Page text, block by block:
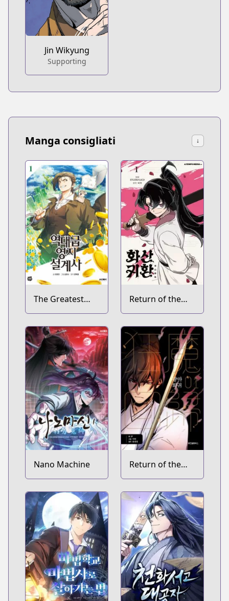
Jin Wikyung
Supporting
Manga consigliati ↓
The Greatest
Estate Developer
Return of the
Blossoming
Blade
Nano Machine
Return of the
Mad Demon